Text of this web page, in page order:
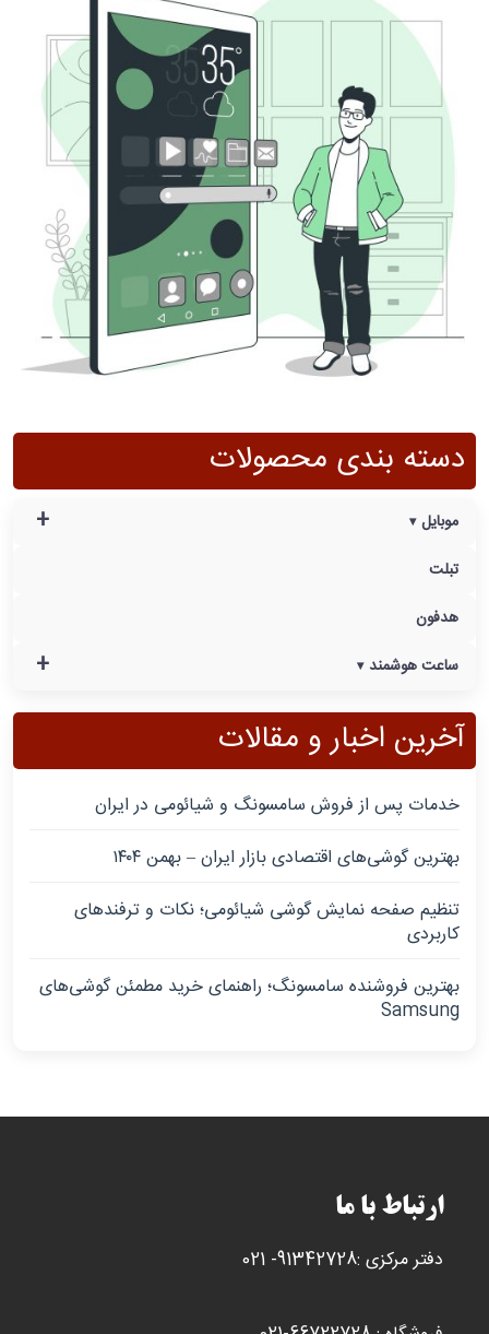
دسته بندی محصولات
+
موبایل
تبلت
هدفون
+ ساعت هوشمند
آخرین اخبار و مقالات
خدمات پس از فروش سامسونگ و شیائومی در ایران
بهترین گوشی‌های اقتصادی بازار ایران – بهمن ۱۴۰۴
تنظیم صفحه نمایش گوشی شیائومی؛ نکات و ترفندهای
کاربردی
بهترین فروشنده سامسونگ؛ راهنمای خرید مطمئن گوشی‌های
Samsung
ارتباط با ما
دفتر مرکزی :91342728- 021